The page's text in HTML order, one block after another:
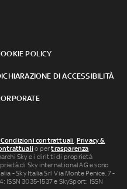
POLICY
DI ACCESSIBILITÀ
Condizioni contrattuali, Privacy &
o pertrasparenza
Sky e i diritti di proprietà
di Sky international AG e sono
- Sky Italia Srl Via Monte Penice, 7 -
ISSN 3035-1537 e SkySport: ISSN